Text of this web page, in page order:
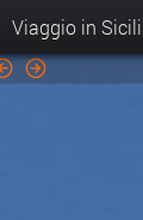
Viaggio in